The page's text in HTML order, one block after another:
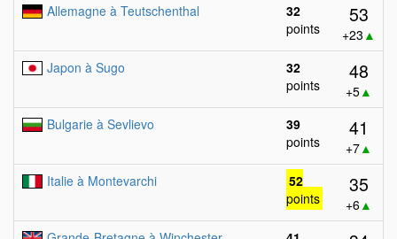
Allemagne à Teutschenthal
32
points
53
+23 ▲
Japon à Sugo
32
points
48
+5▲
Bulgarie à Sevlievo
39
points
41
+7▲
Italie à Montevarchi
52
points
35
+6▲